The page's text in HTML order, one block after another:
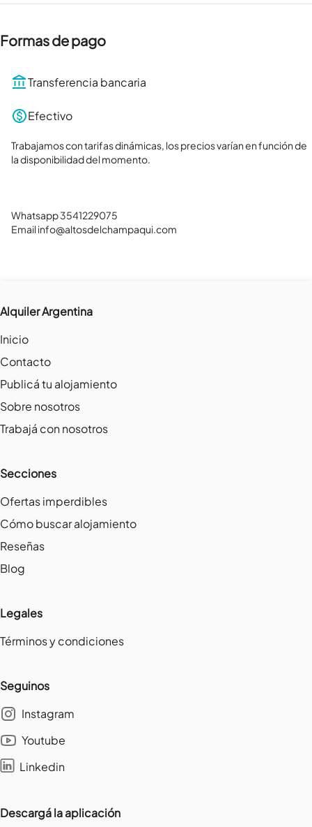
Formas de pago
Transferencia bancaria
Efectivo
Trabajamos con tarifas dinámicas, los precios varían en función de
la disponibilidad del momento.
Whatsapp 3541229075
Email info@altosdelchampaqui.com
Alquiler Argentina
Inicio
Contacto
Publicá tu alojamiento
Sobre nosotros
Trabajá con nosotros
Secciones
Ofertas imperdibles
Cómo buscar alojamiento
Reseñas
Blog
Legales
Términos y condiciones
Seguinos
Instagram
Youtube
Linkedin
Descargá la aplicación